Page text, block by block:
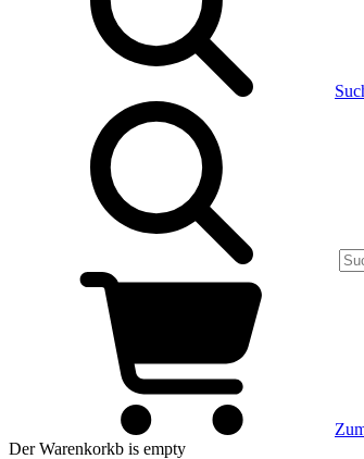
Der Warenkorkb is empty